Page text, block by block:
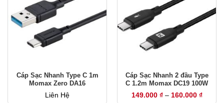
Cáp Sạc Nhanh Type C 1m
Momax Zero DA16
Liên Hệ
Cáp Sạc Nhanh 2 đầu Type
C 1.2m Momax DC19 100W
149.000 ₫ – 160.000 ₫